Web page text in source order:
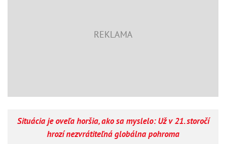
Situácia je oveľa horšia, ako sa myslelo: Už v 21. storočí
hrozí nezvrátiteľná globálna pohroma